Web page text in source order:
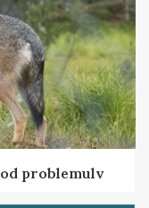
problemulv